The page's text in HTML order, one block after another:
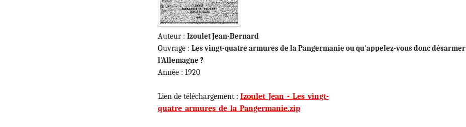
Auteur :Izoulet Jean-Bernard
Ouvrage :Les vingt-quatre armures de la Pangermanie ou qu'appelez-vous donc désarmer
l'Allemagne ?
Année : 1920
Lien de téléchargement :Izoulet_Jean_-_Les_vingt-
quatre_armures_de_la_Pangermanie.zip